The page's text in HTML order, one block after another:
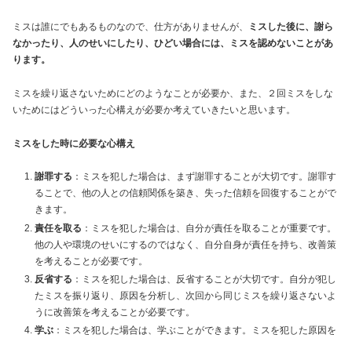
ミスは誰にでもあるものなので、仕方がありませんが、
ミスした後に、謝ら
なかったり、人のせいにしたり、ひどい場合には、ミスを認めないことがあ
ります。
ミスを繰り返さないためにどのようなことが必要か、また、２回ミスをしな
いためにはどういった心構えが必要か考えていきたいと思います。
ミスをした時に必要な心構え
謝罪する ：ミスを犯した場合は、まず謝罪することが大切です。謝罪す
ることで、他の人との信頼関係を築き、失った信頼を回復することがで
きます。
責任を取る ：ミスを犯した場合は、自分が責任を取ることが重要です。
他の人や環境のせいにするのではなく、自分自身が責任を持ち、改善策
を考えることが必要です。
反省する ：ミスを犯した場合は、反省することが大切です。自分が犯し
たミスを振り返り、原因を分析し、次回から同じミスを繰り返さないよ
うに改善策を考えることが必要です。
学ぶ ：ミスを犯した場合は、学ぶことができます。ミスを犯した原因を